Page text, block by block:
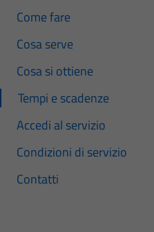
Come fare
Cosa serve
Cosa si ottiene
Tempi e scadenze
Accedi al servizio
Condizioni di servizio
Contatti